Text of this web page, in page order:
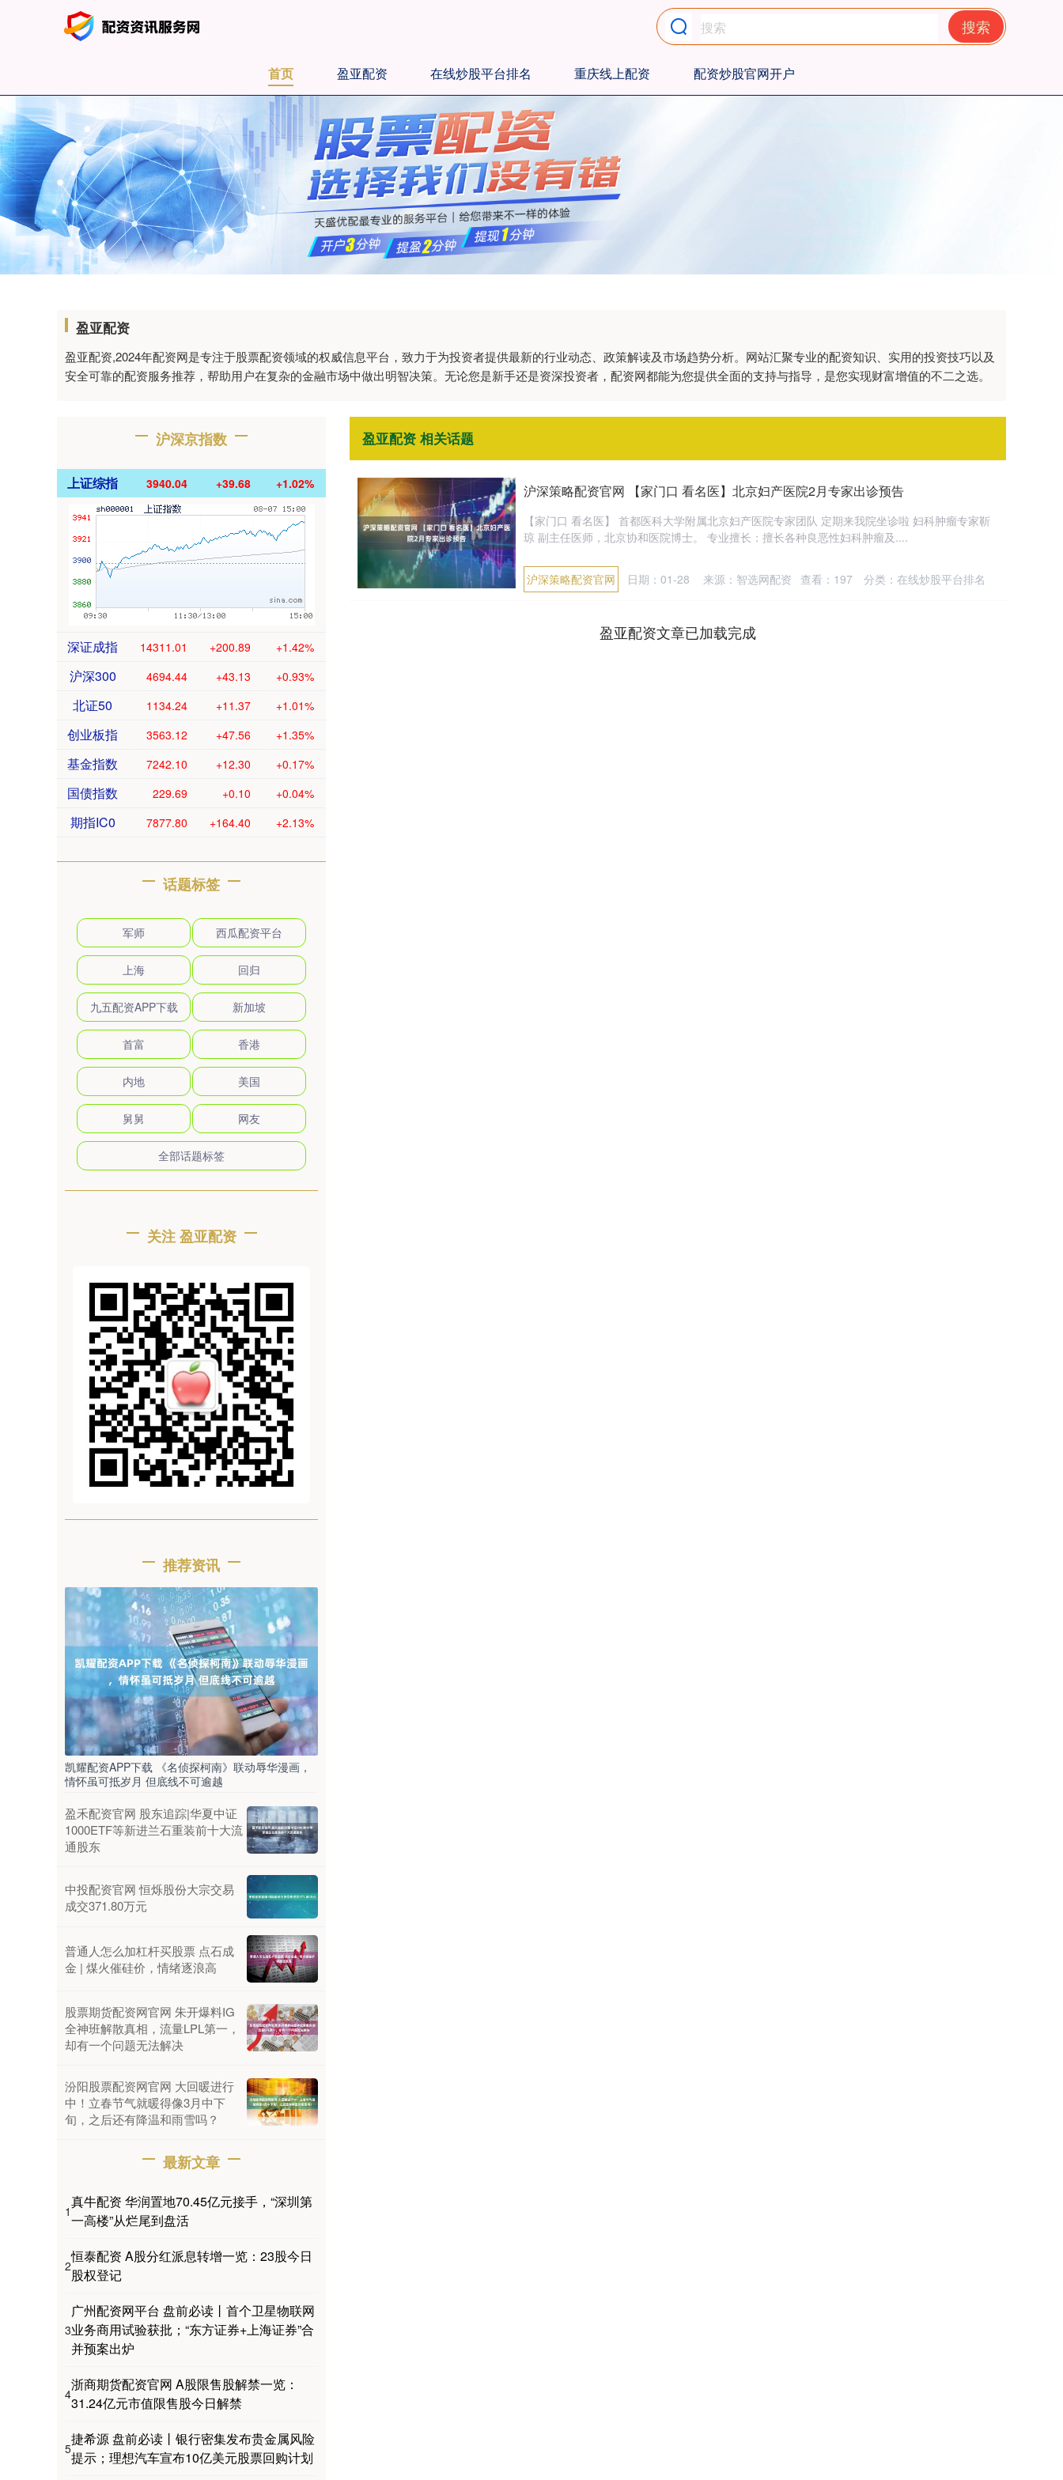
搜索
首页 盈亚配资 在线炒股平台排名 重庆线上配资 配资炒股官网开户
盈亚配资
盈亚配资,2024年配资网是专注于股票配资领域的权威信息平台，致力于为投资者提供最新的行业动态、政策解读及市场趋势分析。网站汇聚专业的配资知识、实用的投资技巧以及
安全可靠的配资服务推荐，帮助用户在复杂的金融市场中做出明智决策。无论您是新手还是资深投资者，配资网都能为您提供全面的支持与指导，是您实现财富增值的不二之选。
盈亚配资 相关话题
沪深策略配资官网 【家门口 看名医】北京妇产医院2月专家出诊预告
【家门口 看名医】 首都医科大学附属北京妇产医院专家团队 定期来我院坐诊啦 妇科肿瘤专家靳
琼 副主任医师，北京协和医院博士。 专业擅长：擅长各种良恶性妇科肿瘤及....
沪深策略配资官网 日期：01-28 来源：智选网配资 查看： 197 分类： 在线炒股平台排名
盈亚配资文章已加载完成
沪深京指数
上证综指 3940.04 +39.68 +1.02%
深证成指 14311.01 +200.89 +1.42%
沪深300 4694.44 +43.13 +0.93%
北证50 1134.24 +11.37 +1.01%
创业板指 3563.12 +47.56 +1.35%
基金指数 7242.10 +12.30 +0.17%
国债指数 229.69 +0.10 +0.04%
期指IC0 7877.80 +164.40 +2.13%
话题标签
军师 西瓜配资平台
上海 回归
九五配资APP下载 新加坡
首富 香港
内地 美国
舅舅 网友
全部话题标签
关注 盈亚配资
推荐资讯
凯耀配资APP下载 《名侦探柯南》联动辱华漫画，
情怀虽可抵岁月 但底线不可逾越
盈禾配资官网 股东追踪|华夏中证
1000ETF等新进兰石重装前十大流
通股东
中投配资官网 恒烁股份大宗交易
成交371.80万元
普通人怎么加杠杆买股票 点石成
金 | 煤火催硅价，情绪逐浪高
股票期货配资网官网 朱开爆料IG
全神班解散真相，流量LPL第一，
却有一个问题无法解决
汾阳股票配资网官网 大回暖进行
中！立春节气就暖得像3月中下
旬，之后还有降温和雨雪吗？
最新文章
1
真牛配资 华润置地70.45亿元接手，“深圳第
一高楼”从烂尾到盘活
2
恒泰配资 A股分红派息转增一览：23股今日
股权登记
3
广州配资网平台 盘前必读丨首个卫星物联网
业务商用试验获批；“东方证券+上海证券”合
并预案出炉
4
浙商期货配资官网 A股限售股解禁一览：
31.24亿元市值限售股今日解禁
5
捷希源 盘前必读丨银行密集发布贵金属风险
提示；理想汽车宣布10亿美元股票回购计划